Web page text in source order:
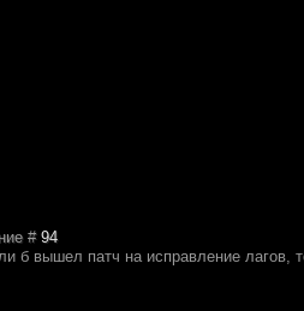
# 94
б вышел патч на исправление лагов,